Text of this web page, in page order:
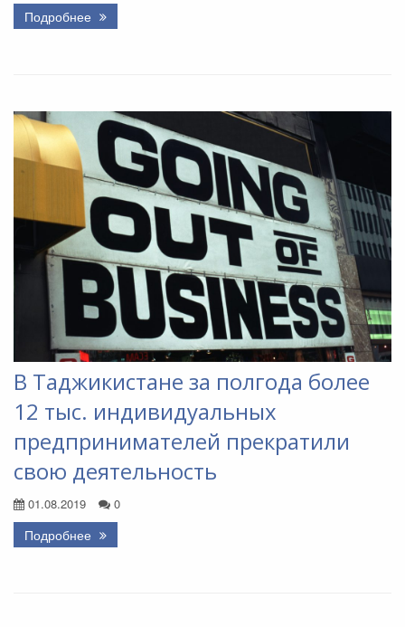
Подробнее
В Таджикистане за полгода более
12 тыс. индивидуальных
предпринимателей прекратили
свою деятельность
01.08.2019 0
Подробнее